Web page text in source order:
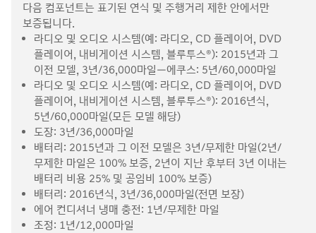
다음 컴포넌트는 표기된 연식 및 주행거리 제한 안에서만
보증됩니다.
라디오 및 오디오 시스템(예: 라디오, CD 플레이어, DVD
플레이어, 내비게이션 시스템, 블루투스®): 2015년과 그
이전 모델, 3년/36,000마일—에쿠스: 5년/60,000마일
라디오 및 오디오 시스템(예: 라디오, CD 플레이어, DVD
플레이어, 내비게이션 시스템, 블루투스®): 2016년식,
5년/60,000마일(모든 모델 해당)
도장: 3년/36,000마일
배터리: 2015년과 그 이전 모델은 3년/무제한 마일(2년/
무제한 마일은 100% 보증, 2년이 지난 후부터 3년 이내는
배터리 비용 25% 및 공임비 100% 보증)
배터리: 2016년식, 3년/36,000마일(전면 보장)
에어 컨디셔너 냉매 충전: 1년/무제한 마일
조정: 1년/12,000마일